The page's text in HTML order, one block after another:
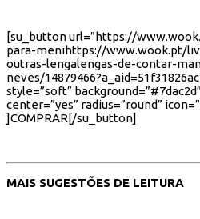
[su_button url=”https://
para-menihttps://www.wook.pt/
outras-lengalengas-de-contar-
neves/
style=”soft”
center=”yes” radius=”round”
]COMPRAR[/su_button]
MAIS SUGESTÕES DE LEITURA